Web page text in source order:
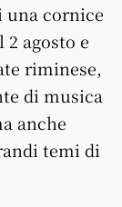
una cornice
agosto e
riminese,
di musica
anche
temi di